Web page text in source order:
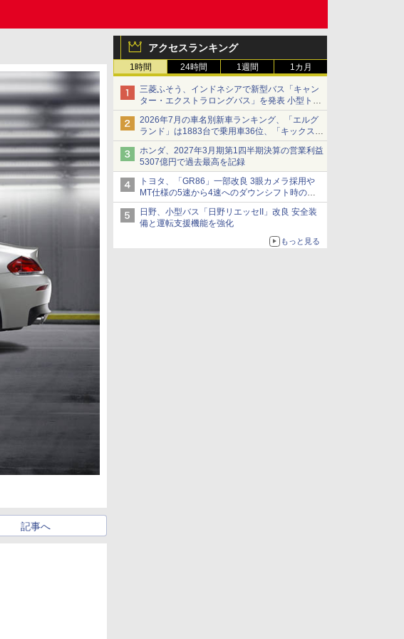
アクセスランキング
1時間 24時間 1週間 1カ月
三菱ふそう、インドネシアで新型バス「キャン
ター・エクストラロングバス」を発表 小型トラ
ックベースの観光・旅客輸送向けバス
2026年7月の車名別新車ランキング、「エルグ
ランド」は1883台で乗用車36位、「キックス」
は2591台で27位に
ホンダ、2027年3月期第1四半期決算の営業利益
5307億円で過去最高を記録
トヨタ、「GR86」一部改良 3眼カメラ採用や
MT仕様の5速から4速へのダウンシフト時の操
作性向上など
日野、小型バス「日野リエッセII」改良 安全装
備と運転支援機能を強化
もっと見る
記事へ